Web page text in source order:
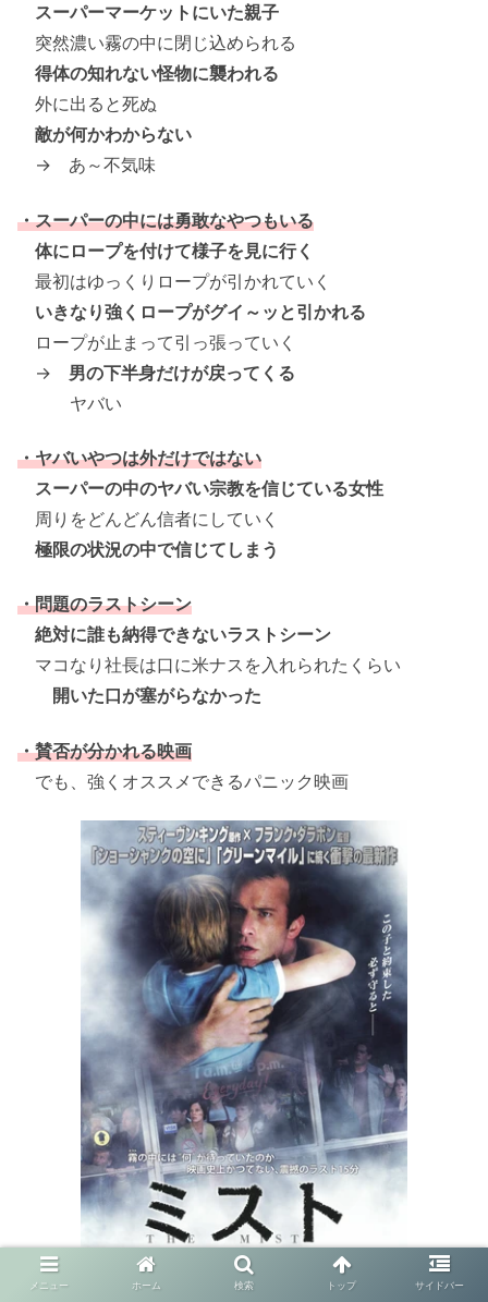
スーパーマーケットにいた親子
突然濃い霧の中に閉じ込められる
得体の知れない怪物に襲われる
外に出ると死ぬ
敵が何かわからない
→ あ～不気味
・スーパーの中には勇敢なやつもいる
体にロープを付けて様子を見に行く
最初はゆっくりロープが引かれていく
いきなり強くロープがグイ～ッと引かれる
ロープが止まって引っ張っていく
→ 男の下半身だけが戻ってくる
ヤバい
・ヤバいやつは外だけではない
スーパーの中のヤバい宗教を信じている女性
周りをどんどん信者にしていく
極限の状況の中で信じてしまう
・問題のラストシーン
絶対に誰も納得できないラストシーン
マコなり社長は口に米ナスを入れられたくらい
開いた口が塞がらなかった
・賛否が分かれる映画
でも、強くオススメできるパニック映画
メニュー ホーム 検索 トップ サイドバー